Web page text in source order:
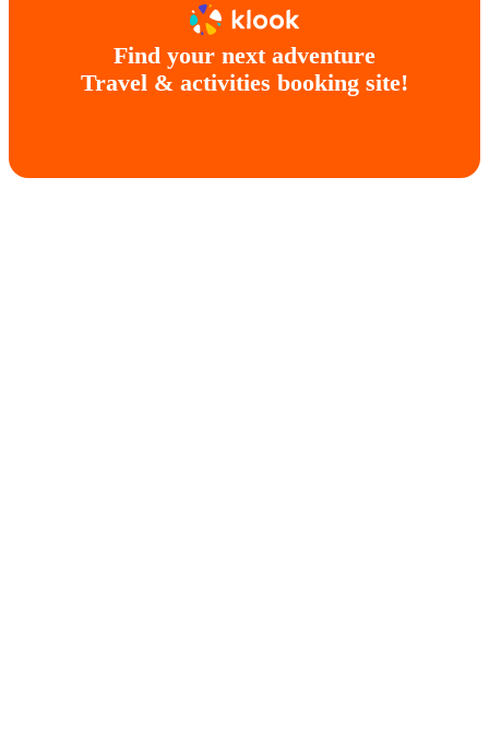
Find your next adventure
Travel & activities booking site!